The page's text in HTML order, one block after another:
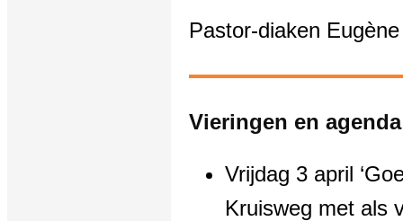
Pastor-diaken
Vieringen en agenda
Vrijdag 3 april
Kruisweg met als